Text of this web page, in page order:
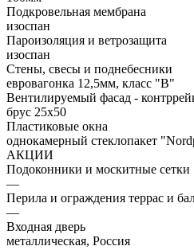
Подкровельная мембрана
изоспан
Пароизоляция и ветрозащита
изоспан
Стены, свесы и поднебесники
евровагонка 12,5мм, класс "В"
Вентилируемый фасад -
брус 25х50
Пластиковые окна
однокамерный стеклопакет
АКЦИИ
Подоконники и москитные сетки
—
Перила и ограждения террас и
—
Входная дверь
металлическая, Россия